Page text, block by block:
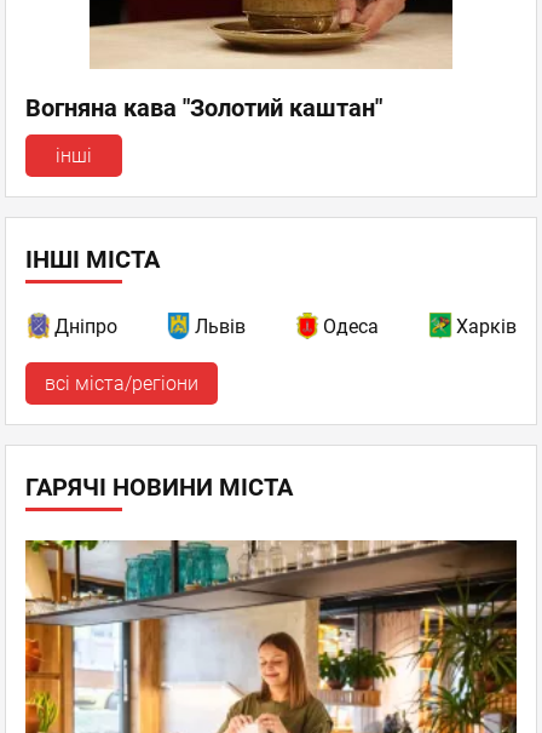
Вогняна кава "Золотий каштан"
інші
ІНШІ МІСТА
Дніпро Львів Одеса Харків
всі міста/регіони
ГАРЯЧІ НОВИНИ МІСТА